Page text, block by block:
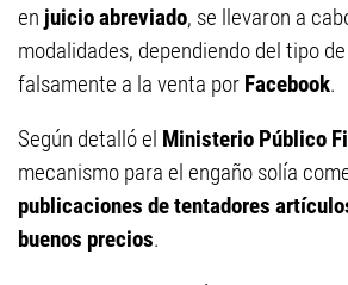
en juicio abreviado, se llevaron a
modalidades, dependiendo del tipo
falsamente a la venta por Facebook.
Según detalló el Ministerio Público
mecanismo para el engaño solía
publicaciones de tentadores
buenos precios.